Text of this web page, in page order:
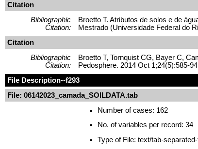
Citation
Bibliographic
Citation:
Broetto T. Atributos de solos e de
Mestrado (Universidade Federal do
Citation
Bibliographic
Citation:
Broetto T, Tornquist CG, Bayer C,
Pedosphere. 2014 Oct 1;24(5):585-
File Description--f293
File: 06142023_camada_SOILDATA.tab
Number of cases: 162
No. of variables per record: 34
Type of File: text/tab-